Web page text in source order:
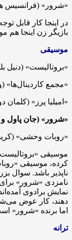
«شرور» (فرانسیس
در اینجا کار قابل
بازیگر زن اینجا هم
موسیقی
«بروتالیست» (دنیل
«مجمع کاردینال‌ها»
«امیلیا پرز» (کلمان
«شرور» (جان پاول و
«روبات وحشی»
موسیقی
کرده، موسیقی
ناپذیر باشد. سوال
نامزدی «شرور»
نمایش برادوی
دهند، کار عوض
اما برنده «شرور»
ترانه